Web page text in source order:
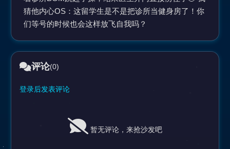
猜他内心OS：这留学生是不是把诊所当健身房了！你
们等号的时候也会这样放飞自我吗？
评论(0)
登录后发表评论
暂无评论，来抢沙发吧